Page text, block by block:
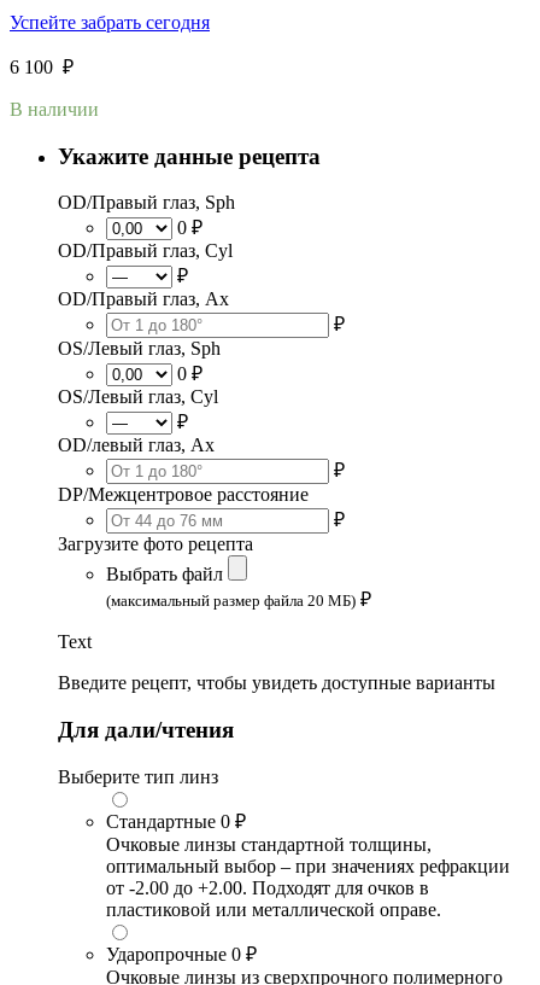
Успейте забрать сегодня
6 100 ₽
В наличии
Укажите данные рецепта
OD/Правый глаз, Sph
0 ₽
OD/Правый глаз, Cyl
₽
OD/Правый глаз, Ax
₽
OS/Левый глаз, Sph
0 ₽
OS/Левый глаз, Cyl
₽
OD/левый глаз, Ax
₽
DP/Межцентровое расстояние
₽
Загрузите фото рецепта
Выбрать файл
(максимальный размер файла 20 МБ) ₽
Text
Введите рецепт, чтобы увидеть доступные варианты
Для дали/чтения
Выберите тип линз
Стандартные 0 ₽
Очковые линзы стандартной толщины,
оптимальный выбор – при значениях рефракции
от -2.00 до +2.00. Подходят для очков в
пластиковой или металлической оправе.
Ударопрочные 0 ₽
Очковые линзы из сверхпрочного полимерного